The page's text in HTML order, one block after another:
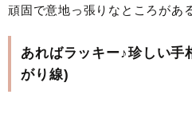
頑固で意地っ張りなところがあ
あればラッキー♪珍しい
がり線)